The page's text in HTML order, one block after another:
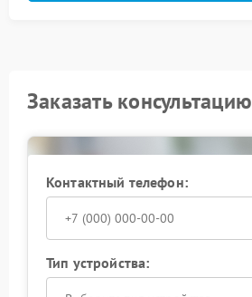
Заказать консультацию
Контактный телефон:
Тип устройства: